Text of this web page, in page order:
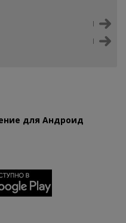
для Андроид